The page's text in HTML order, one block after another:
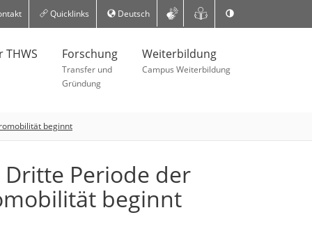
Quicklinks Deutsch
Forschung
Transfer und
Gründung
Weiterbildung
Campus Weiterbildung
beginnt
Periode der
beginnt